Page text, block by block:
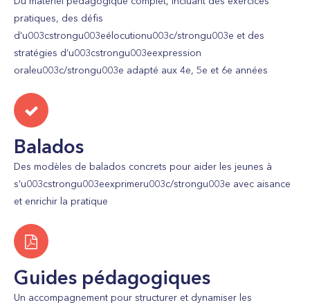
pratiques, des défis
d’u003cstrongu003eélocutionu003c/strongu003e et des
stratégies d’u003cstrongu003eexpression
oraleu003c/strongu003e adapté aux 4e, 5e et 6e années
Balados
Des modèles de balados concrets pour aider les jeunes à
s’u003cstrongu003eexprimeru003c/strongu003e avec aisance
et enrichir la pratique
Guides pédagogiques
Un accompagnement pour structurer et dynamiser les